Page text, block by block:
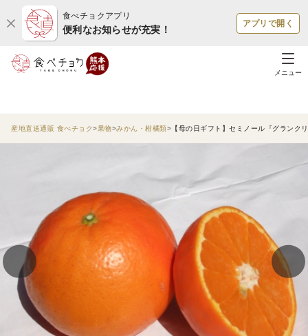
食べチョクアプリ
便利なお知らせが充実！
アプリで開く
メニュー
産地直送通販 食べチョク 果物 みかん・柑橘類 【母の日ギフト】セミノール『グラン